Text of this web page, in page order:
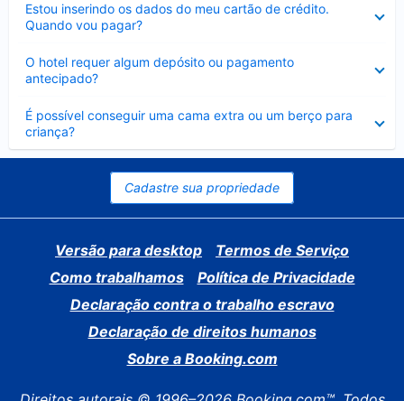
Estou inserindo os dados do meu cartão de crédito.
Quando vou pagar?
O hotel requer algum depósito ou pagamento
antecipado?
É possível conseguir uma cama extra ou um berço para
criança?
Contraído
Cadastre sua propriedade
Versão para desktop
Termos de Serviço
Como trabalhamos
Política de Privacidade
Declaração contra o trabalho escravo
Declaração de direitos humanos
Sobre a Booking.com